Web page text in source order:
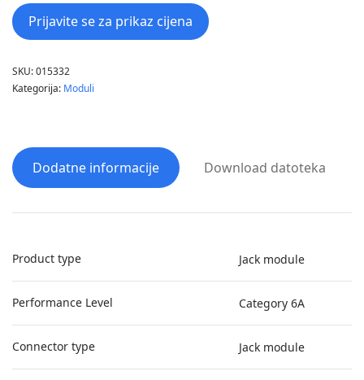
Prijavite se za prikaz cijena
SKU:015332
Kategorija: Moduli
Dodatne informacije Download datoteka
Product type Jack module
Performance Level Category 6A
Connector type Jack module